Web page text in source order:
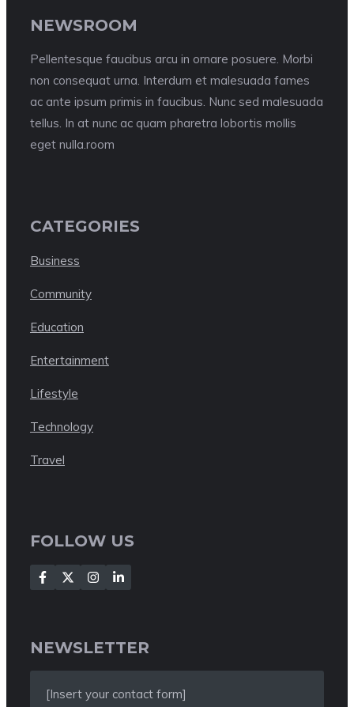
NEWSROOM
Pellentesque faucibus arcu in ornare posuere. Morbi
non consequat urna. Interdum et malesuada fames
ac ante ipsum primis in faucibus. Nunc sed malesuada
tellus. In at nunc ac quam pharetra lobortis mollis
eget nulla.room
CATEGORIES
Business
Community
Education
Entertainment
Lifestyle
Technology
Travel
FOLLOW US
NEWSLETTER
[Insert your contact form]